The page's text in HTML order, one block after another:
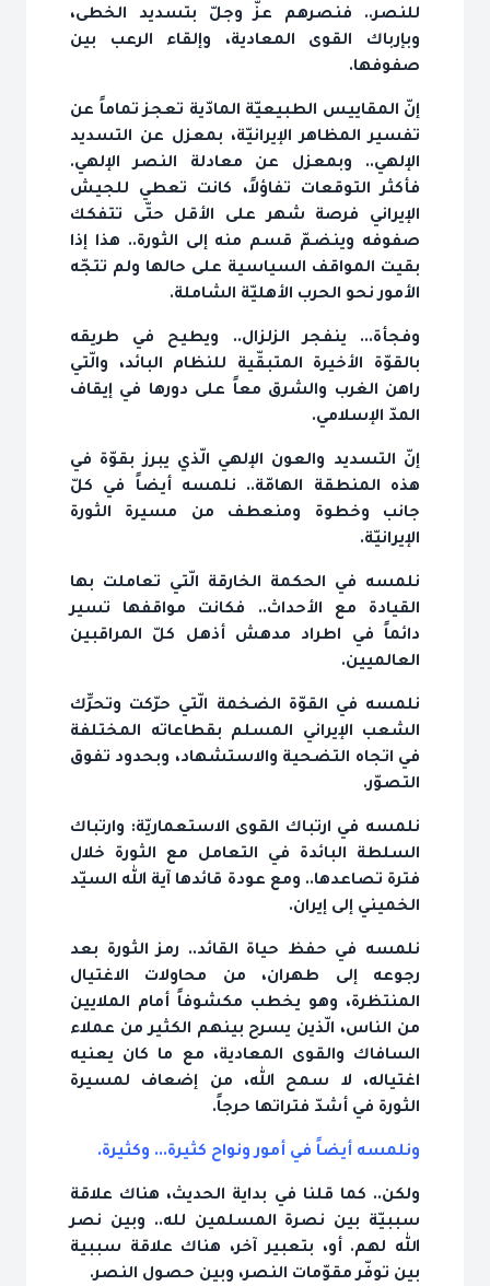
للنصر.. فنصرهم عزّ وجلّ بتسديد الخطى،
وبإرباك القوى المعادية، وإلقاء الرعب بين
صفوفها.
إنّ المقاييس الطبيعيّة المادّية تعجز تماماً عن
تفسير المظاهر الإيرانيّة، بمعزل عن التسديد
الإلهي.. وبمعزل عن معادلة النصر الإلهي.
فأكثر التوقعات تفاؤلاً، كانت تعطي للجيش
الإيراني فرصة شهر على الأقل حتّى تتفكك
صفوفه وينضمّ قسم منه إلى الثورة.. هذا إذا
بقيت المواقف السياسية على حالها ولم تتجّه
الأمور نحو الحرب الأهليّة الشاملة.
وفجأة... ينفجر الزلزال.. ويطيح في طريقه
بالقوّة الأخيرة المتبقّية للنظام البائد، والّتي
راهن الغرب والشرق معاً على دورها في إيقاف
المدّ الإسلامي.
إنّ التسديد والعون الإلهي الّذي يبرز بقوّة في
هذه المنطقة الهامّة.. نلمسه أيضاً في كلّ
جانب وخطوة ومنعطف من مسيرة الثورة
الإيرانيّة.
نلمسه في الحكمة الخارقة الّتي تعاملت بها
القيادة مع الأحداث.. فكانت مواقفها تسير
دائماً في اطراد مدهش أذهل كلّ المراقبين
العالميين.
نلمسه في القوّة الضخمة الّتي حرّكت وتحرِّك
الشعب الإيراني المسلم بقطاعاته المختلفة
في اتجاه التضحية والاستشهاد، وبحدود تفوق
التصوّر.
نلمسه في ارتباك القوى الاستعماريّة: وارتباك
السلطة البائدة في التعامل مع الثورة خلال
فترة تصاعدها.. ومع عودة قائدها آية الله السيّد
الخميني إلى إيران.
نلمسه في حفظ حياة القائد.. رمز الثورة بعد
رجوعه إلى طهران، من محاولات الاغتيال
المنتظرة، وهو يخطب مكشوفاً أمام الملايين
من الناس، الّذين يسرح بينهم الكثير من عملاء
السافاك والقوى المعادية، مع ما كان يعنيه
اغتياله، لا سمح الله، من إضعاف لمسيرة
الثورة في أشدّ فتراتها حرجاً.
ونلمسه أيضاً في أمور ونواح كثيرة... وكثيرة.
ولكن.. كما قلنا في بداية الحديث، هناك علاقة
سببيّة بين نصرة المسلمين لله.. وبين نصر
الله لهم. أو، بتعبير آخر، هناك علاقة سببية
بين توفّر مقوّمات النصر، وبين حصول النصر.